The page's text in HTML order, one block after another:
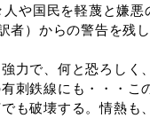
や国民を軽蔑と嫌
者）からの警告を残し
力で、何と恐ろしく
刺鉄線にも・・・こ
も破壊する。情熱も